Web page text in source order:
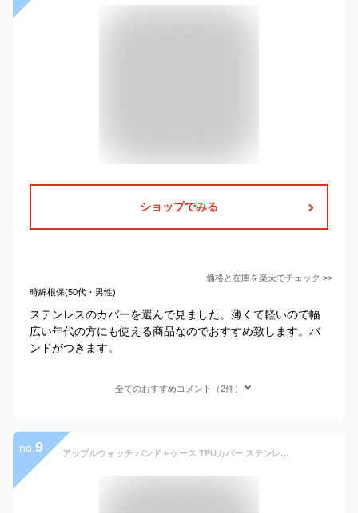
ショップでみる
価格と在庫を楽天でチェック >>
時綿根保(50代・男性)
ステンレスのカバーを選んで見ました。薄くて軽いので幅
広い年代の方にも使える商品なのでおすすめ致します。バ
ンドがつきます。
全てのおすすめコメント（2件）
no. 9 アップルウォッチ バンド＋ケース TPUカバー ステンレスバンド 替ベルト apple watch band series 8 7 SE 6 5 4 3 2 1 38mm 40mm 41mm 42mm 44mm 45mm KAN000414